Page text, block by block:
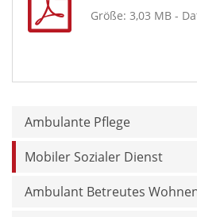
Ambulante Pflege
Mobiler Sozialer Dienst
Ambulant Betreutes
Größe: 3,03 MB -